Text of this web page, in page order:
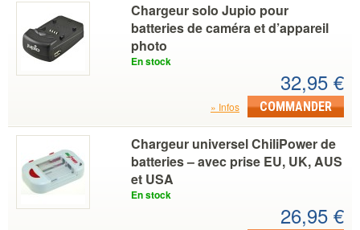
Chargeur solo Jupio pour
batteries de caméra et d’appareil
photo
En stock
32,95 €
COMMANDER
Infos
Chargeur universel ChiliPower de
batteries – avec prise EU, UK, AUS
et USA
En stock
26,95 €